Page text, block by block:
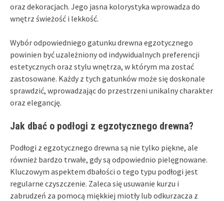
oraz dekoracjach. Jego jasna kolorystyka wprowadza do
wnętrz świeżość i lekkość.
Wybór odpowiedniego gatunku drewna egzotycznego
powinien być uzależniony od indywidualnych preferencji
estetycznych oraz stylu wnętrza, w którym ma zostać
zastosowane. Każdy z tych gatunków może się doskonale
sprawdzić, wprowadzając do przestrzeni unikalny charakter
oraz elegancję.
Jak dbać o podłogi z egzotycznego drewna?
Podłogi z egzotycznego drewna są nie tylko piękne, ale
również bardzo trwałe, gdy są odpowiednio pielęgnowane.
Kluczowym aspektem dbałości o tego typu podłogi jest
regularne czyszczenie. Zaleca się usuwanie kurzu i
zabrudzeń za pomocą miękkiej miotły lub odkurzacza z